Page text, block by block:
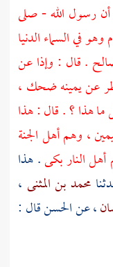
أن رسول الله - صلى
وهو في السماء الدنيا
. قال : وإذا عن
عن يمينه ضحك ،
ما هذا ؟ . قال : هذا
، وهم أهل الجنة
النار بكى. هذا
محمد بن المثنى ،
، عنالحسنقال :